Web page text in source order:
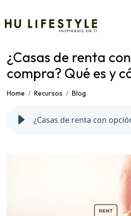
¿Casas de renta
compra? Qué es y
Home Recursos Blog